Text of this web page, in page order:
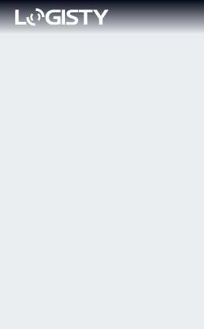
search.label